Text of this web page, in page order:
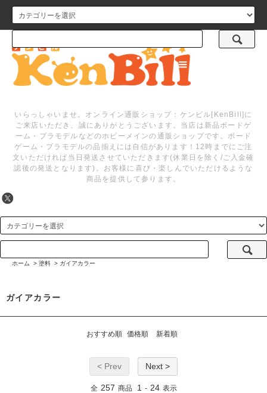
メニュー
いらっしゃいませ。オンライン通販ショップ：ケンビル[KenBill]に
ご来店いただき、誠にありがとうございます。当店は新品ボードゲ
ーム・プラモデルなどのホビーメインの通販ショップです。ボード
ゲーム・プラモデルの品揃えには自信があります！12時までにご注
文いただければ当日発送させていただきます(休業日を除く/ご入金確
認後の発送となります)。お客様に喜び・楽しんでいただけるような
商品を提供して参ります。
ホーム > 塗料 > ガイアカラー
ガイアカラー
おすすめ順 価格順 新着順
< Prev Next >
全 257 商品 1 - 24 表示